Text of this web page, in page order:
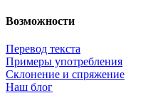
Возможности
Перевод текста
Примеры употребления
Склонение и спряжение
Наш блог